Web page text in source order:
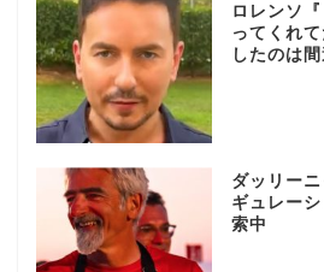
ロレンソ
ってくれ
したのは
ダッリー
ギュレー
索中